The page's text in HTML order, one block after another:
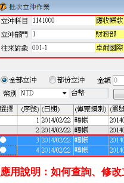
應用說明：如何查詢、修改